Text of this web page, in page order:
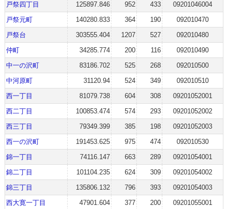
戸祭四丁目
125897.846 952 433
09201046004
戸祭元町
140280.833 364 190
092010470
戸祭台
303555.404 1207 527
092010480
仲町
34285.774 200 116
092010490
中一の沢町
83186.702 525 268
092010500
中河原町
31120.94 524 349
092010510
西一丁目
81079.738 604 308
09201052001
西二丁目
100853.474 574 293
09201052002
西三丁目
79349.399 385 198
09201052003
西一の沢町
191453.625 975 474
092010530
錦一丁目
74116.147 663 289
09201054001
錦二丁目
101104.235 624 309
09201054002
錦三丁目
135806.132 796 393
09201054003
西大寛一丁目
47901.604 377 200
09201055001